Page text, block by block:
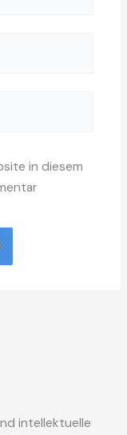
in diesem
intellektuelle